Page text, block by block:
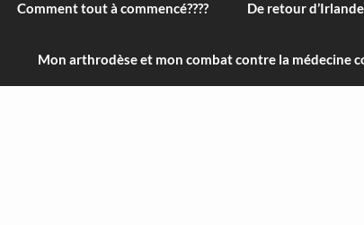
Comment tout à commencé???? De retour
Mon arthrodèse et mon combat contre la médecine